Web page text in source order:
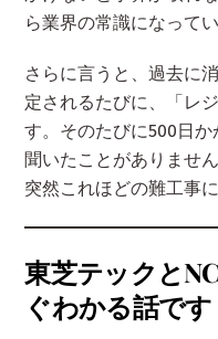
ら業界の常識になって
さらに言うと、過去に
定されるたびに、「レ
す。そのたびに500日
聞いたことがありませ
突然これほどの難工事
東芝テックと
ぐわかる話です